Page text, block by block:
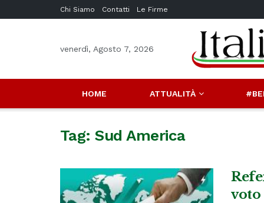
Chi Siamo Contatti Le Firme
venerdì, Agosto 7, 2026
HOME ATTUALITÀ
Tag:Sud America
voto